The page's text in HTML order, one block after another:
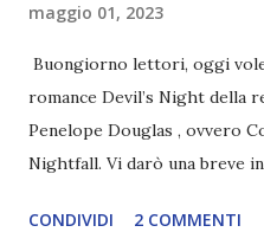
maggio 01, 2023
Buongiorno lettori, oggi
romance Devil’s Night della
Penelope Douglas , ovvero
Nightfall. Vi darò una breve
e anche un breve
CONDIVIDI 2 COMMENTI